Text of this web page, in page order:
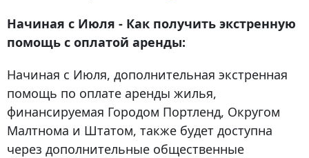
Начиная с Июля - Как получить экстренную
помощь с оплатой аренды:
Начиная с Июля, дополнительная экстренная
помощь по оплате аренды жилья,
финансируемая Городом Портленд, Округом
Малтнома и Штатом, также будет доступна
через дополнительные общественные